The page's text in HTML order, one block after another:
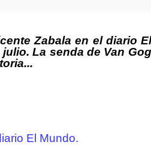
Zabala en el diario
La senda de Van
El Mundo.